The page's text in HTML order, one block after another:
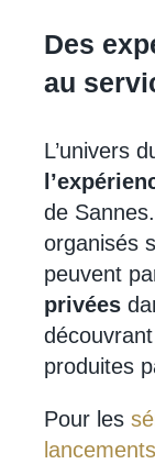
Des
au
L’univers
de
organisés
peuvent
privées
produites
Pour les